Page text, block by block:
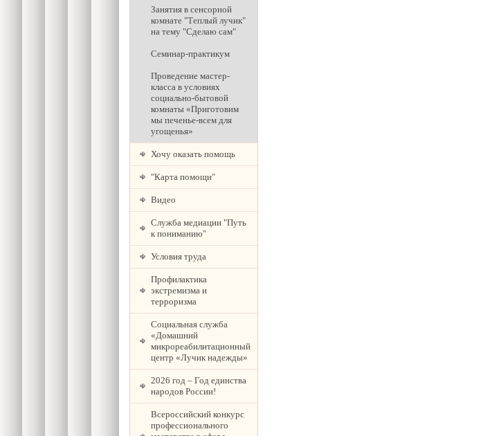
Занятия в сенсорной
комнате "Теплый лучик"
на тему "Сделаю сам"
Семинар-практикум
Проведение мастер-
класса в условиях
социально-бытовой
комнаты «Приготовим
мы печенье-всем для
угощенья»
Хочу оказать помощь
"Карта помощи"
Видео
Служба медиации "Путь
к пониманию"
Условия труда
Профилактика
экстремизма и
терроризма
Социальная служба
«Домашний
микрореабилитационный
центр «Лучик надежды»
2026 год – Год единства
народов России!
Всероссийский конкурс
профессионального